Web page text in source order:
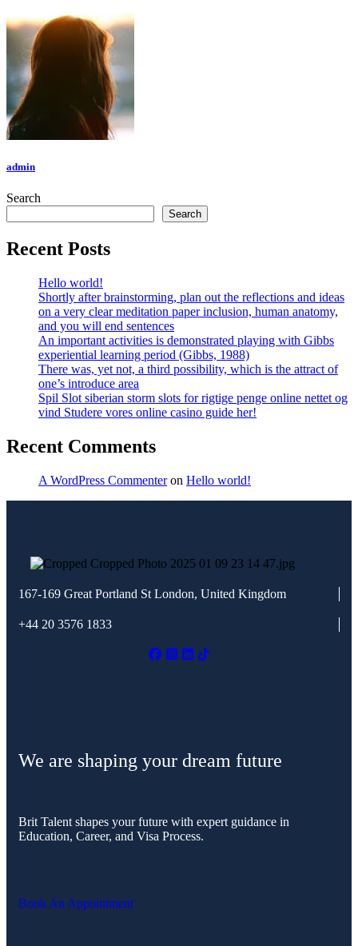
admin
Search
Search
Recent Posts
Hello world!
Shortly after brainstorming, plan out the reflections and ideas
on a very clear meditation paper inclusion, human anatomy,
and you will end sentences
An important activities is demonstrated playing with Gibbs
experiential learning period (Gibbs, 1988)
There was, yet not, a third possibility, which is the attract of
one’s introduce area
Spil Slot siberian storm slots for rigtige penge online nettet og
vind Studere vores online casino guide her!
Recent Comments
A WordPress Commenteron Hello world!
167-169 Great Portland St London, United Kingdom
+44 20 3576 1833
We are shaping your dream future
Brit Talent shapes your future with expert guidance in
Education, Career, and Visa Process.
Book An Appointment